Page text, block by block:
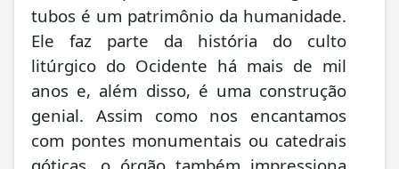
tubos é um patrimônio da humanidade.
Ele faz parte da história do culto
litúrgico do Ocidente há mais de mil
anos e, além disso, é uma construção
genial. Assim como nos encantamos
com pontes monumentais ou catedrais